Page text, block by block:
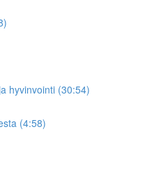
hyvinvointi (30:54)
(4:58)